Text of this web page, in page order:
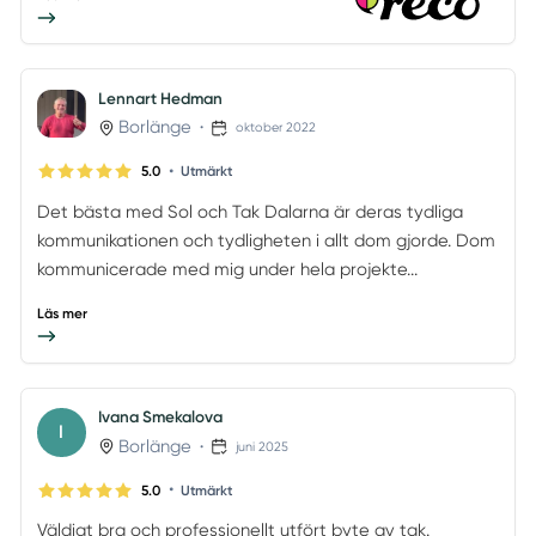
Lennart Hedman
Borlänge • oktober 2022
5.0 • Utmärkt
Det bästa med Sol och Tak Dalarna är deras tydliga
kommunikationen och tydligheten i allt dom gjorde. Dom
kommunicerade med mig under hela projekte...
Läs mer
I
Ivana Smekalova
Borlänge • juni 2025
5.0 • Utmärkt
Väldigt bra och professionellt utfört byte av tak.